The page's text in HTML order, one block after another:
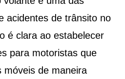
acidentes de trânsito no
é clara ao estabelecer
para motoristas que
móveis de maneira